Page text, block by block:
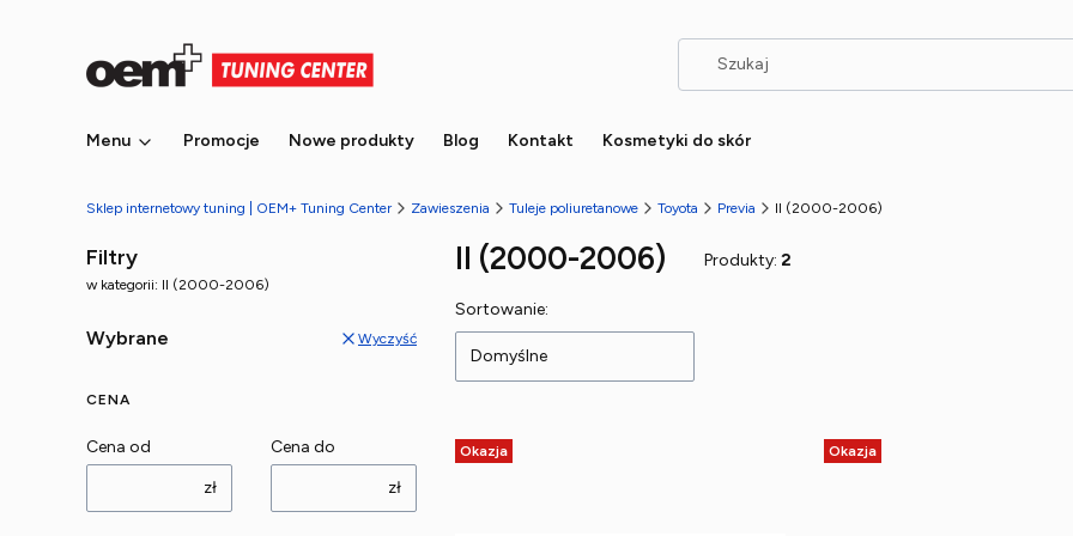
Menu Promocje Nowe produkty Blog Kontakt Kosmetyki do skór
Sklep internetowy tuning | OEM+ Tuning Center Zawieszenia Tuleje poliuretanowe Toyota Previa II (2000-2006)
Filtry
w kategorii: II (2000-2006)
Wybrane Wyczyść
CENA
Cena od
zł
Cena do
zł
II (2000-2006) Produkty: 2
Lista produktów
Sortowanie:
Domyślne
Okazja Okazja